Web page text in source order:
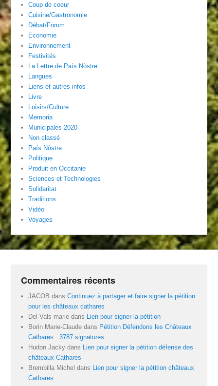
Coup de coeur
Cuisine/Gastronomie
Débat/Forum
Economie
Environnement
Festivités
La Lettre de País Nòstre
Langues
Liens et autres infos
Livre
Loisirs/Culture
Memoria
Municipales 2020
Non classé
País Nòstre
Politique
Produit en Occitanie
Sciences et Technologies
Solidaritat
Traditions
Vidéo
Voyages
Commentaires récents
JACOB dansContinuez à partager et faire signer la pétition
pour les châteaux cathares
Del Vals marie dans Lien pour signer la pétition
Borin Marie-Claude dans Pétition Défendons les Châteaux
Cathares : 3787 signatures
Hudon Jacky dans Lien pour signer la pétition défense des
châteaux Cathares
Brembilla Michel dans Lien pour signer la pétition châteaux
Cathares